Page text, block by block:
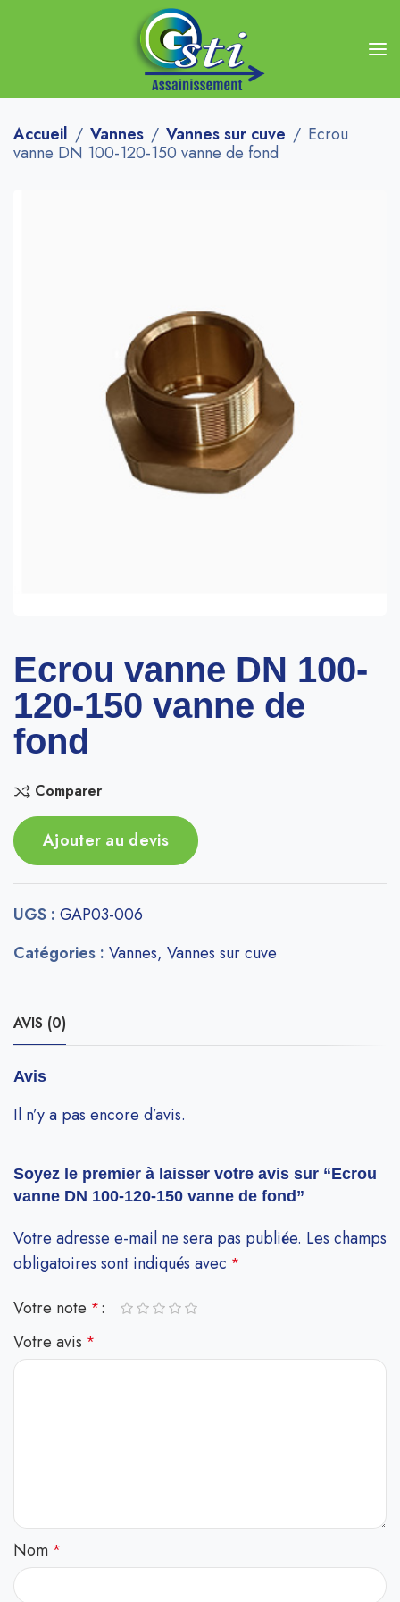
Accueil Vannes Vannes sur cuve
Ecrou
vanne DN 100-120-150 vanne de fond
Ecrou vanne DN 100-
120-150 vanne de
fond
Comparer
Ajouter au devis
UGS : GAP03-006
Catégories : Vannes, Vannes sur cuve
AVIS (0)
Avis
Il n’y a pas encore d’avis.
Soyez le premier à laisser votre avis sur “Ecrou
vanne DN 100-120-150 vanne de fond”
Votre adresse e-mail ne sera pas publiée. Les champs
obligatoires sont indiqués avec *
Votre note *
Votre avis *
Nom *